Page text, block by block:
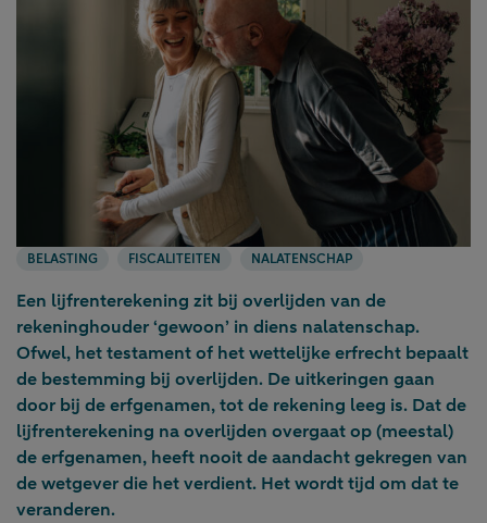
BELASTING FISCALITEITEN NALATENSCHAP
Een lijfrenterekening zit bij overlijden van de
rekeninghouder ‘gewoon’ in diens nalatenschap.
Ofwel, het testament of het wettelijke erfrecht bepaalt
de bestemming bij overlijden. De uitkeringen gaan
door bij de erfgenamen, tot de rekening leeg is. Dat de
lijfrenterekening na overlijden overgaat op (meestal)
de erfgenamen, heeft nooit de aandacht gekregen van
de wetgever die het verdient. Het wordt tijd om dat te
veranderen.